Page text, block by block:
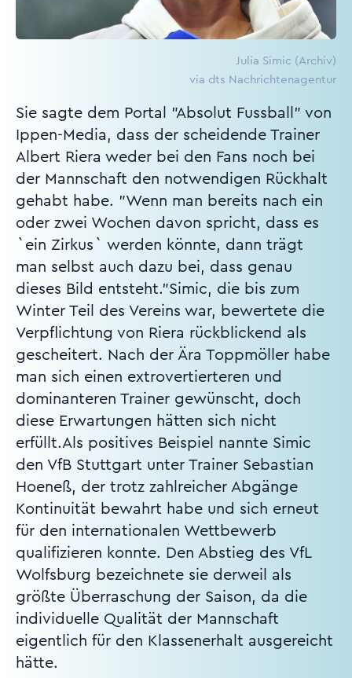
Julia Simic (Archiv)
via dts Nachrichtenagentur
Sie sagte dem Portal "Absolut Fussball" von
Ippen-Media, dass der scheidende Trainer
Albert Riera weder bei den Fans noch bei
der Mannschaft den notwendigen Rückhalt
gehabt habe. "Wenn man bereits nach ein
oder zwei Wochen davon spricht, dass es
`ein Zirkus` werden könnte, dann trägt
man selbst auch dazu bei, dass genau
dieses Bild entsteht."Simic, die bis zum
Winter Teil des Vereins war, bewertete die
Verpflichtung von Riera rückblickend als
gescheitert. Nach der Ära Toppmöller habe
man sich einen extrovertierteren und
dominanteren Trainer gewünscht, doch
diese Erwartungen hätten sich nicht
erfüllt.Als positives Beispiel nannte Simic
den VfB Stuttgart unter Trainer Sebastian
Hoeneß, der trotz zahlreicher Abgänge
Kontinuität bewahrt habe und sich erneut
für den internationalen Wettbewerb
qualifizieren konnte. Den Abstieg des VfL
Wolfsburg bezeichnete sie derweil als
größte Überraschung der Saison, da die
individuelle Qualität der Mannschaft
eigentlich für den Klassenerhalt ausgereicht
hätte.